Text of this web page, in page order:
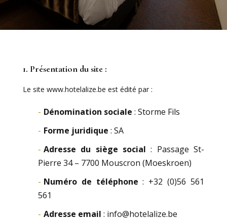
1. Présentation du site :
Le site www.hotelalize.be est édité par :
Dénomination sociale : Storme Fils
Forme juridique : SA
Adresse du siège social : Passage St-
Pierre 34 – 7700 Mouscron (Moeskroen)
Numéro de téléphone : +32 (0)56 561
561
Adresse email : info@hotelalize.be